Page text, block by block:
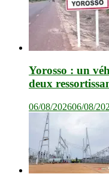
Yorosso : un
deux
06/08/202606/08/